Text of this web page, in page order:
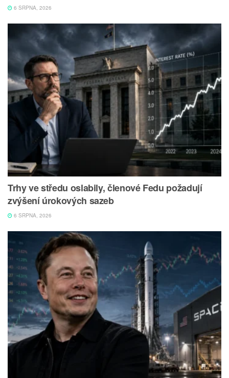
6 SRPNA, 2026
Trhy ve středu oslabily, členové Fedu požadují
zvýšení úrokových sazeb
6 SRPNA, 2026